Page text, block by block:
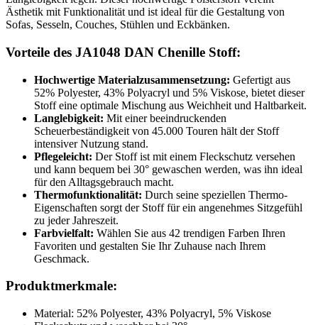
Ästhetik mit Funktionalität und ist ideal für die Gestaltung von
Sofas, Sesseln, Couches, Stühlen und Eckbänken.
Vorteile des JA1048 DAN Chenille Stoff:
Hochwertige Materialzusammensetzung: Gefertigt aus
52% Polyester, 43% Polyacryl und 5% Viskose, bietet dieser
Stoff eine optimale Mischung aus Weichheit und Haltbarkeit.
Langlebigkeit: Mit einer beeindruckenden
Scheuerbeständigkeit von 45.000 Touren hält der Stoff
intensiver Nutzung stand.
Pflegeleicht: Der Stoff ist mit einem Fleckschutz versehen
und kann bequem bei 30° gewaschen werden, was ihn ideal
für den Alltagsgebrauch macht.
Thermofunktionalität: Durch seine speziellen Thermo-
Eigenschaften sorgt der Stoff für ein angenehmes Sitzgefühl
zu jeder Jahreszeit.
Farbvielfalt: Wählen Sie aus 42 trendigen Farben Ihren
Favoriten und gestalten Sie Ihr Zuhause nach Ihrem
Geschmack.
Produktmerkmale:
Material: 52% Polyester, 43% Polyacryl, 5% Viskose